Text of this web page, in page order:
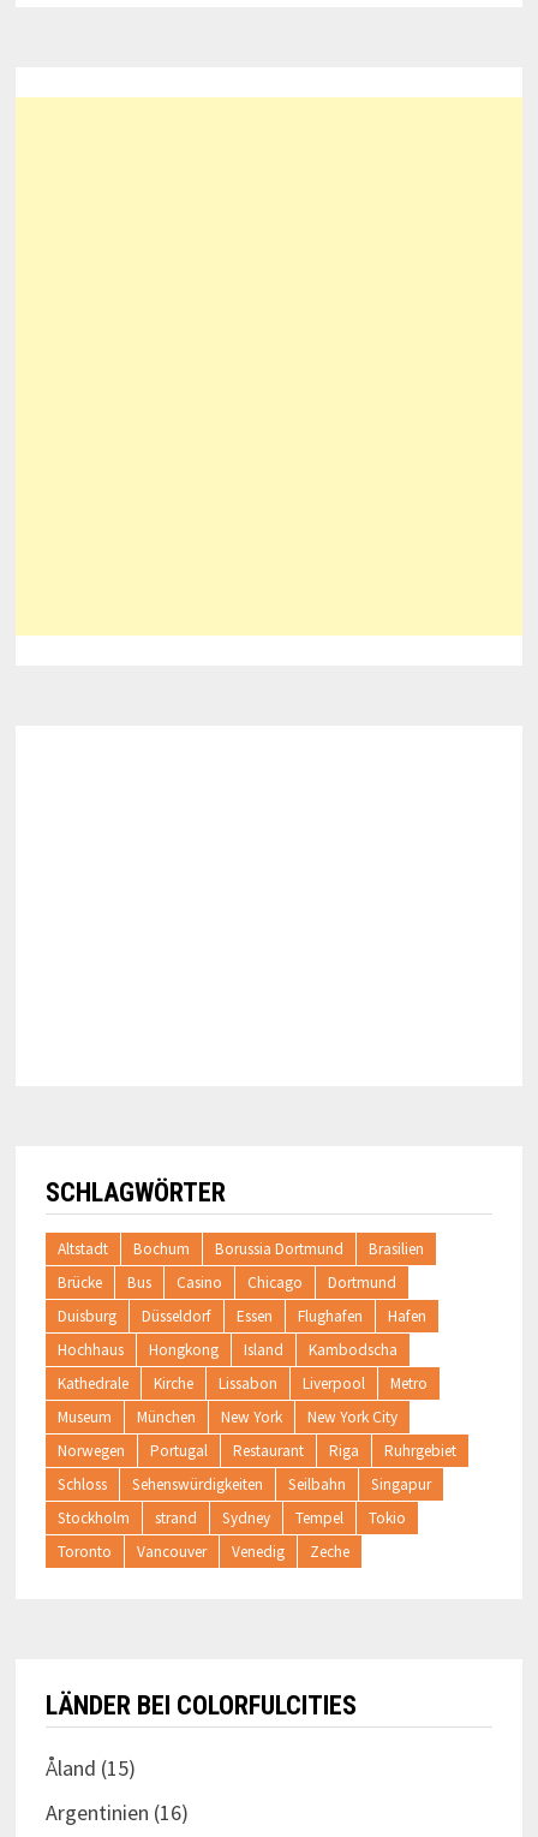
SCHLAGWÖRTER
Altstadt Bochum Borussia Dortmund
Brasilien
Brücke
Bus Casino Chicago
Dortmund
Duisburg
Düsseldorf Essen Flughafen
Hafen
Hochhaus
Hongkong Island
Kambodscha
Kathedrale
Kirche Lissabon Liverpool
Metro
Museum
München New York
New York City
Norwegen
Portugal Restaurant Riga
Ruhrgebiet
Schloss
Sehenswürdigkeiten Seilbahn
Singapur
Stockholm
strand Sydney Tempel
Tokio
Toronto
Vancouver Venedig Zeche
LÄNDER BEI COLORFULCITIES
Åland (15)
Argentinien (16)